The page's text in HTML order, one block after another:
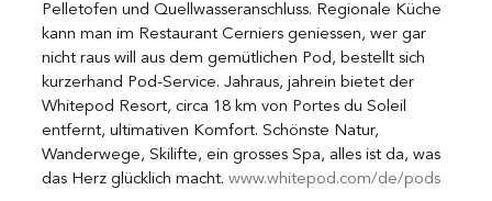
Pelletofen und Quellwasseranschluss. Regionale Küche
kann man im Restaurant Cerniers geniessen, wer gar
nicht raus will aus dem gemütlichen Pod, bestellt sich
kurzerhand Pod-Service. Jahraus, jahrein bietet der
Whitepod Resort, circa 18 km von Portes du Soleil
entfernt, ultimativen Komfort. Schönste Natur,
Wanderwege, Skilifte, ein grosses Spa, alles ist da, was
das Herz glücklich macht. www.whitepod.com/de/pods